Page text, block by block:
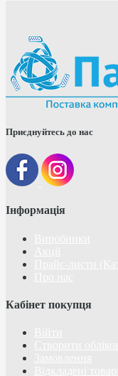
Приєднуйтесь до нас
Інформація
Кабінет покупця